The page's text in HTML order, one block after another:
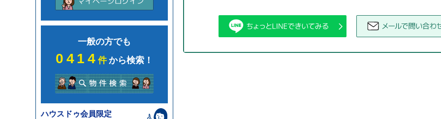
一般の方でも
0414件から検索！
ハウスドゥ会員限定